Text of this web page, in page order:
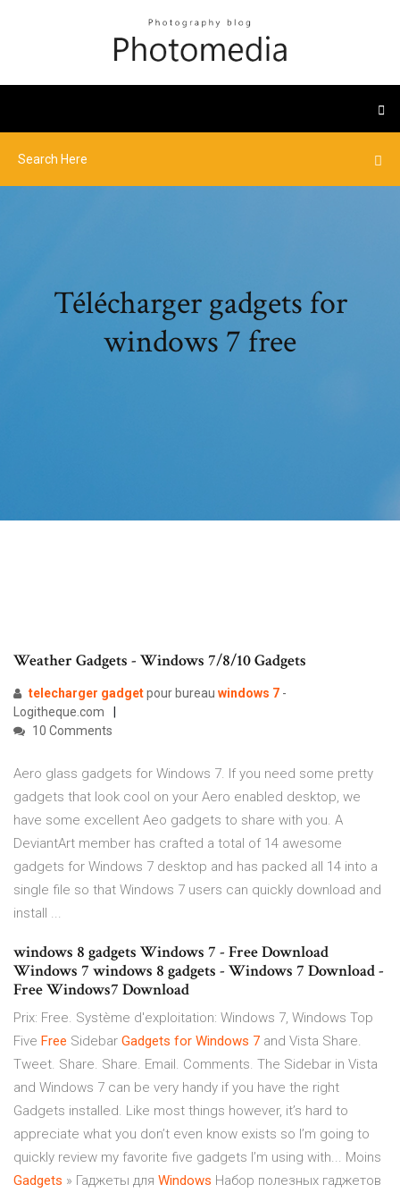
Télécharger gadgets for
windows 7 free
Weather Gadgets - Windows 7/8/10 Gadgets
telecharger gadgetpour bureau windows 7 -
Logitheque.com
10 Comments
Aero glass gadgets for Windows 7. If you need some pretty
gadgets that look cool on your Aero enabled desktop, we
have some excellent Aeo gadgets to share with you. A
DeviantArt member has crafted a total of 14 awesome
gadgets for Windows 7 desktop and has packed all 14 into a
single file so that Windows 7 users can quickly download and
install ...
windows 8 gadgets Windows 7 - Free Download
Windows 7 windows 8 gadgets - Windows 7 Download -
Free Windows7 Download
Prix: Free. Système d'exploitation: Windows 7, Windows Top
Five Free Sidebar Gadgets for Windows 7 and Vista Share.
Tweet. Share. Share. Email. Comments. The Sidebar in Vista
and Windows 7 can be very handy if you have the right
Gadgets installed. Like most things however, it’s hard to
appreciate what you don’t even know exists so I’m going to
quickly review my favorite five gadgets I’m using with... Moins
Gadgets » Гаджеты для Windows Набор полезных гаджетов